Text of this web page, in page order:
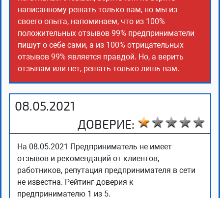
написанному решать только вам, но мы из
своего опыта, напоминаем, что из 100%
положительных отзывов 99% предприниматели
пишут о себе сами, а из 100% отрицательных
отзывов 99% является правдой. Но, а верить
отзывам или нет, решать только лишь вам.
08.05.2021
ДОВЕРИЕ:
На 08.05.2021 Предприниматель не имеет
отзывов и рекомендаций от клиентов,
работников, репутация предпринимателя в сети
не известна. Рейтинг доверия к
предпринимателю 1 из 5.